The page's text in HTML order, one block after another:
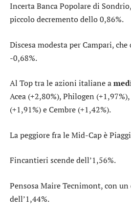
IncertaBanca Popolare di Sondrio
piccolo decremento dello 0,86%.
Discesa modesta perCampari, che
-0,68%.
Al Top tra le azioni italiane a
Acea (+2,80%),Philogen (+1,97%),
(+1,91%) eCembre (+1,42%).
La peggiore fra le Mid-Cap è
Fincantieri scende dell’1,56%.
PensosaMaire Tecnimont, con
dell’1,44%.